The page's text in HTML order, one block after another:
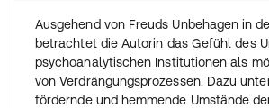
Ausgehend von Freuds Unbehagen in
betrachtet die Autorin das Gefühl des
psychoanalytischen Institutionen als
von Verdrängungsprozessen. Dazu
fördernde und hemmende Umstände